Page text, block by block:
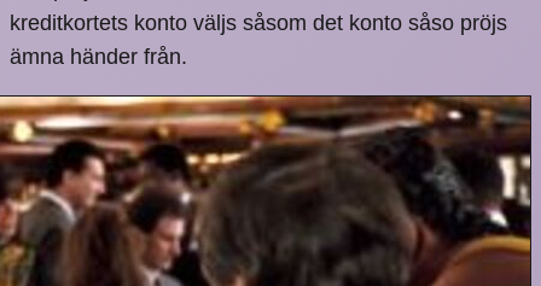
kreditkortets konto väljs såsom det konto såso pröjs
ämna händer från.